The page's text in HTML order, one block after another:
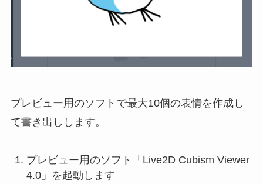
プレビュー用のソフトで最大10個の表情を作成し
て書き出しします。
プレビュー用のソフト「Live2D Cubism Viewer
4.0」を起動します